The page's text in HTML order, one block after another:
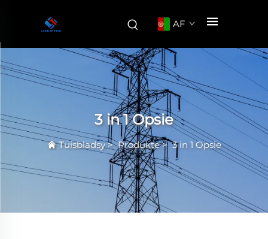
AF
3 in 1 Opsie
Tuisbladsy>Produkte>3 in 1 Opsie